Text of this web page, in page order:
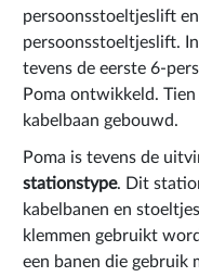
persoonsstoeltjeslift
persoonsstoeltjeslift.
tevens de eerste 6-
Poma ontwikkeld.
kabelbaan gebouwd.
Poma is tevens de
stationstype. Dit
kabelbanen en
klemmen gebruikt
een banen die gebruik